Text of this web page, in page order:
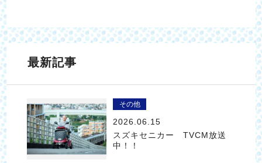
最新記事
その他
2026.06.15
スズキセニカー TVCM放送
中！！